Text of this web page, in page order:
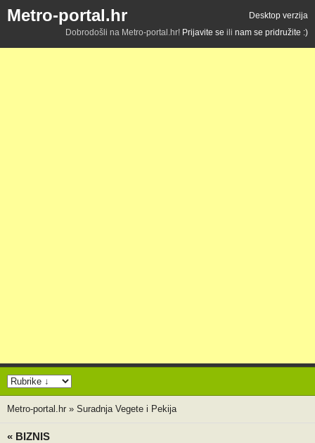
Metro-portal.hr
Desktop verzija
Dobrodošli na Metro-portal.hr! Prijavite se ili nam se pridružite :)
Metro-portal.hr » Suradnja Vegete i Pekija
« BIZNIS